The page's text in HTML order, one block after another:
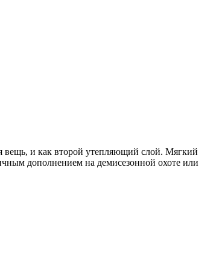
вещь, и как второй утепляющий слой. Мягкий
дополнением на демисезонной охоте или